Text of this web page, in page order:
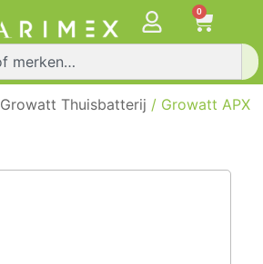
0
Growatt Thuisbatterij / Growatt APX